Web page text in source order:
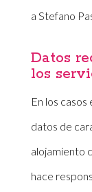
a Stefano
Datos
los
En los
datos de
alojamiento
hace